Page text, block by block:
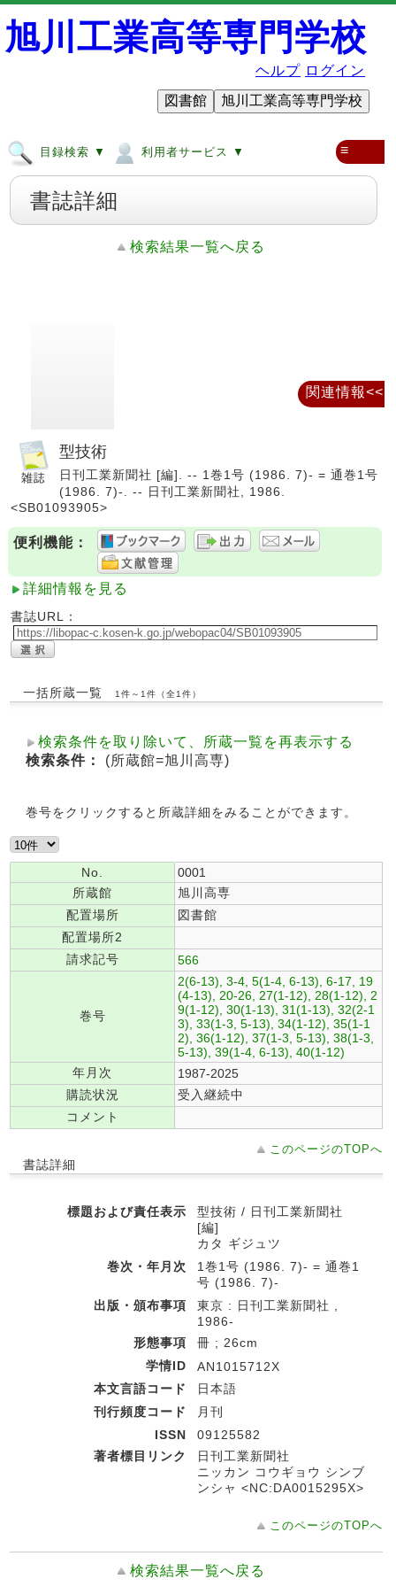
旭川工業高等専門学校
ヘルプ ログイン
図書館
旭川工業高等専門学校
目録検索 ▼ 利用者サービス ▼ ≡
書誌詳細
検索結果一覧へ戻る
型技術
日刊工業新聞社 [編]. -- 1巻1号 (1986. 7)- = 通巻1号
(1986. 7)-. -- 日刊工業新聞社, 1986.
<SB01093905>
便利機能：
詳細情報を見る
書誌URL：
一括所蔵一覧 1件～1件（全1件）
検索条件を取り除いて、所蔵一覧を再表示する
検索条件：
(所蔵館=旭川高専)
巻号をクリックすると所蔵詳細をみることができます。
No.
0001
所蔵館
旭川高専
配置場所
図書館
配置場所2
請求記号
566
巻号
2(6-13), 3-4, 5(1-4, 6-13), 6-17, 19
(4-13), 20-26, 27(1-12), 28(1-12), 2
9(1-12), 30(1-13), 31(1-13), 32(2-1
3), 33(1-3, 5-13), 34(1-12), 35(1-1
2), 36(1-12), 37(1-3, 5-13), 38(1-3,
5-13), 39(1-4, 6-13), 40(1-12)
年月次
1987-2025
購読状況
受入継続中
コメント
このページのTOPへ
書誌詳細
標題および責任表示
型技術 / 日刊工業新聞社
[編]
カタ ギジュツ
巻次・年月次
1巻1号 (1986. 7)- = 通巻1
号 (1986. 7)-
出版・頒布事項
東京 : 日刊工業新聞社 ,
1986-
形態事項
冊 ; 26cm
学情ID
AN1015712X
本文言語コード
日本語
刊行頻度コード
月刊
ISSN
09125582
著者標目リンク
日刊工業新聞社
ニッカン コウギョウ シンブ
ンシャ <NC:DA0015295X>
このページのTOPへ
検索結果一覧へ戻る
関連情報<<